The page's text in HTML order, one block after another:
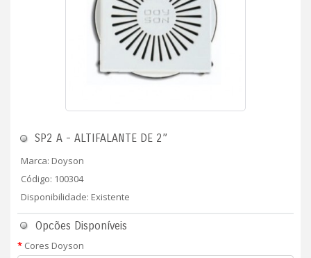
SP2 A - ALTIFALANTE DE 2”
Marca: Doyson
Código: 100304
Disponibilidade: Existente
Opcões Disponíveis
Cores Doyson